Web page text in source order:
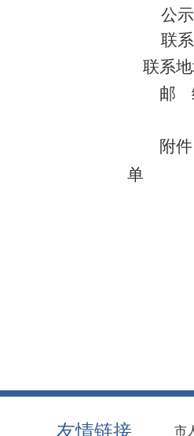
公
联
联系地
邮
附件
单
友情链接 市